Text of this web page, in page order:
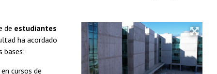
de estudiantes
ha acordado
bases:
cursos de